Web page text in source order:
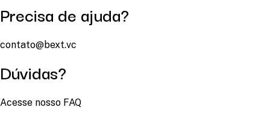
Precisa de ajuda?
contato@bext.vc
Dúvidas?
Acesse nosso FAQ